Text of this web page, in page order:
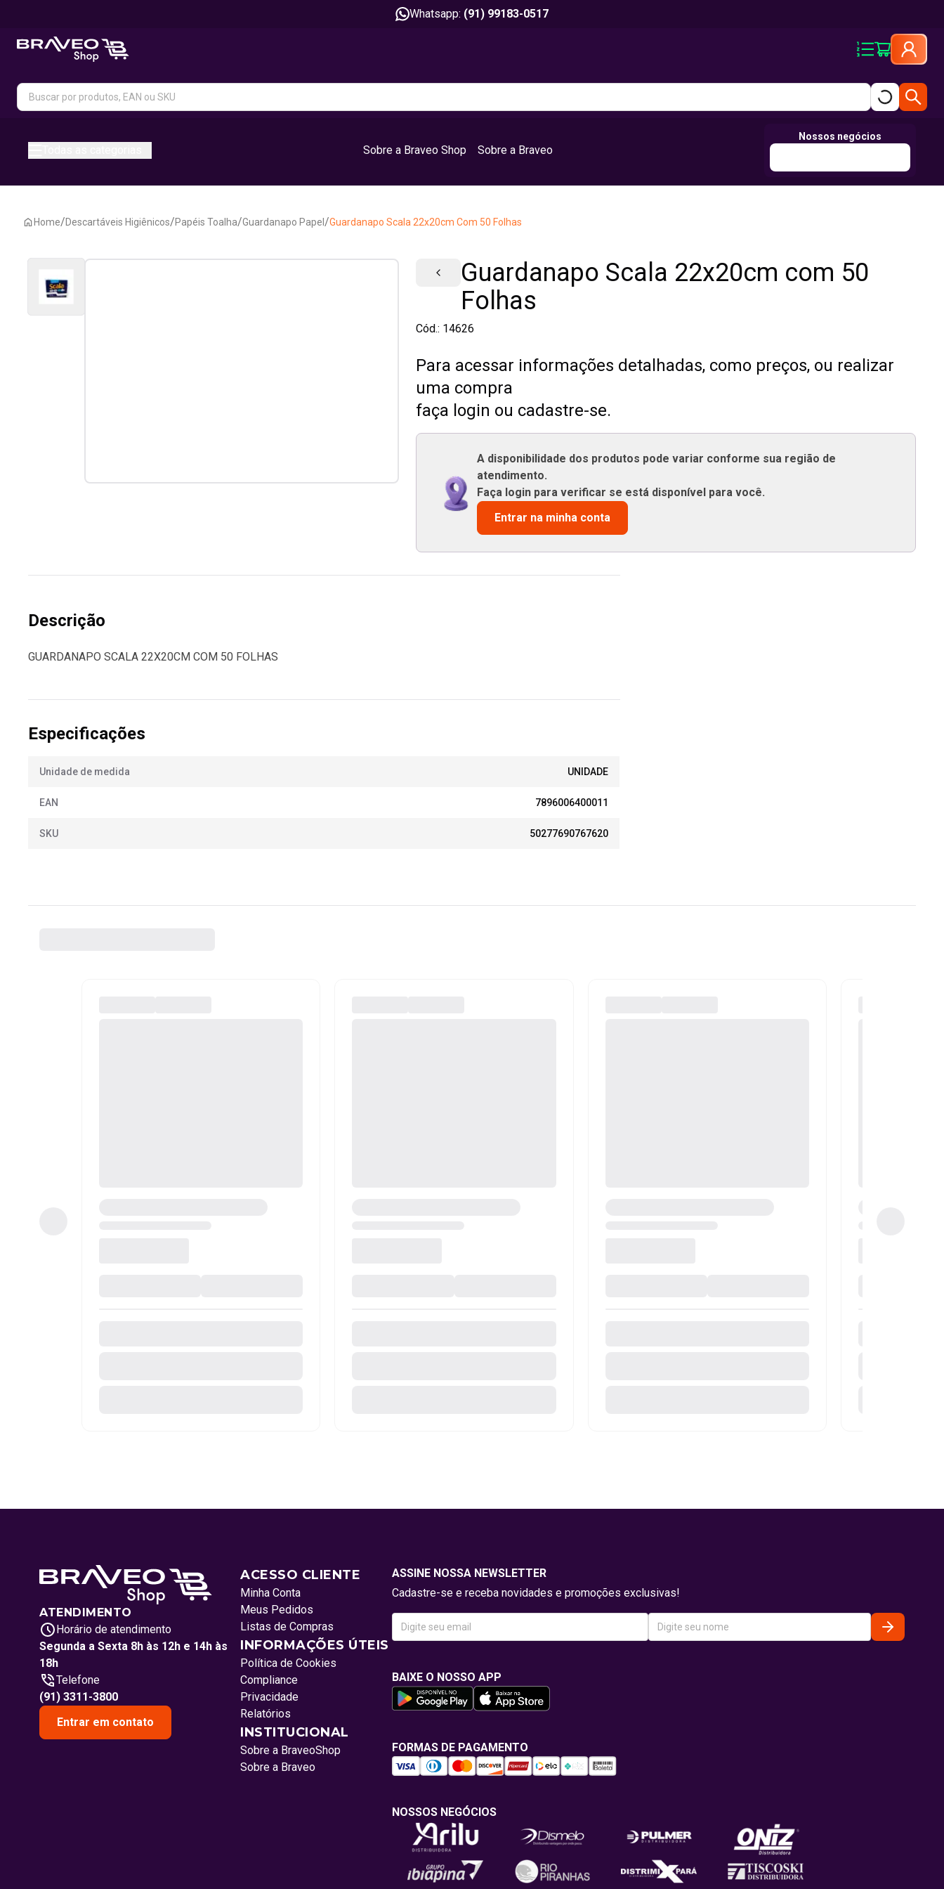
Whatsapp: (91) 99183-0517
Sobre a Braveo Shop Sobre a Braveo
Nossos negócios
Home/Descartáveis Higiênicos/Papéis Toalha/Guardanapo Papel /Guardanapo Scala 22x20cm Com 50 Folhas
Guardanapo Scala 22x20cm com 50
Folhas
Cód.: 14626
Para acessar informações detalhadas, como preços, ou realizar
uma compra
faça login ou cadastre-se.
A disponibilidade dos produtos pode variar conforme sua região de
atendimento.
Faça login para verificar se está disponível para você.
Entrar na minha conta
Descrição
GUARDANAPO SCALA 22X20CM COM 50 FOLHAS
Especificações
Unidade de medida UNIDADE
EAN 7896006400011
SKU 50277690767620
ATENDIMENTO
Horário de atendimento
Segunda a Sexta 8h às 12h e 14h às
18h
Telefone
(91) 3311-3800
Entrar em contato
ACESSO CLIENTE
Minha Conta
Meus Pedidos
Listas de Compras
INFORMAÇÕES ÚTEIS
Política de Cookies
Compliance
Privacidade
Relatórios
INSTITUCIONAL
Sobre a BraveoShop
Sobre a Braveo
ASSINE NOSSA NEWSLETTER
Cadastre-se e receba novidades e promoções exclusivas!
BAIXE O NOSSO APP
FORMAS DE PAGAMENTO
NOSSOS NEGÓCIOS